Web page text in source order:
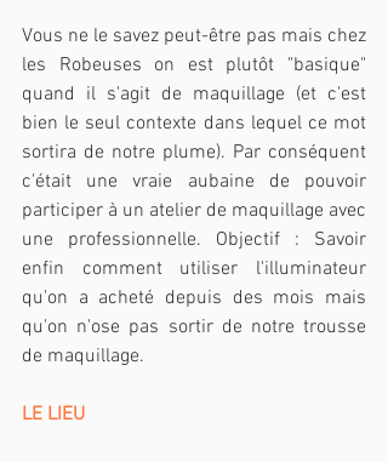
Vous ne le savez peut-être pas mais chez
les Robeuses on est plutôt "basique"
quand il s'agit de maquillage (et c'est
bien le seul contexte dans lequel ce mot
sortira de notre plume). Par conséquent
c'était une vraie aubaine de pouvoir
participer à un atelier de maquillage avec
une professionnelle. Objectif : Savoir
enfin comment utiliser l'illuminateur
qu'on a acheté depuis des mois mais
qu'on n'ose pas sortir de notre trousse
de maquillage.
LE LIEU